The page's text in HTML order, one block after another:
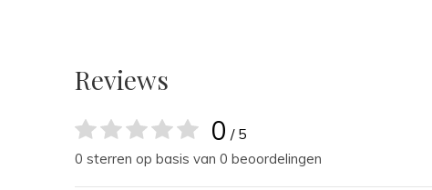
Reviews
0 / 5
0 sterren op basis van 0 beoordelingen